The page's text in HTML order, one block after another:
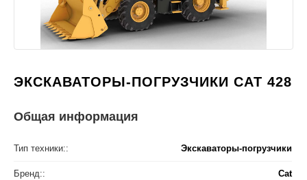
ЭКСКАВАТОРЫ-ПОГРУЗЧИКИ CAT 428
Общая информация
Тип техники:: Экскаваторы-погрузчики
Бренд:: Cat